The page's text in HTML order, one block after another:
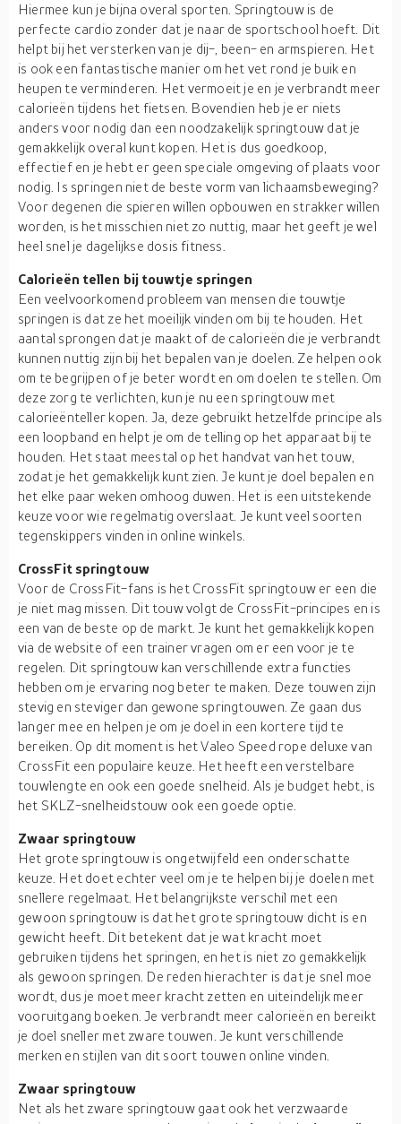
Hiermee kun je bijna overal sporten. Springtouw is de
perfecte cardio zonder dat je naar de sportschool hoeft. Dit
helpt bij het versterken van je dij-, been- en armspieren. Het
is ook een fantastische manier om het vet rond je buik en
heupen te verminderen. Het vermoeit je en je verbrandt meer
calorieën tijdens het fietsen. Bovendien heb je er niets
anders voor nodig dan een noodzakelijk springtouw dat je
gemakkelijk overal kunt kopen. Het is dus goedkoop,
effectief en je hebt er geen speciale omgeving of plaats voor
nodig. Is springen niet de beste vorm van lichaamsbeweging?
Voor degenen die spieren willen opbouwen en strakker willen
worden, is het misschien niet zo nuttig, maar het geeft je wel
heel snel je dagelijkse dosis fitness.
Calorieën tellen bij touwtje springen
Een veelvoorkomend probleem van mensen die touwtje
springen is dat ze het moeilijk vinden om bij te houden. Het
aantal sprongen dat je maakt of de calorieën die je verbrandt
kunnen nuttig zijn bij het bepalen van je doelen. Ze helpen ook
om te begrijpen of je beter wordt en om doelen te stellen. Om
deze zorg te verlichten, kun je nu een springtouw met
calorieënteller kopen. Ja, deze gebruikt hetzelfde principe als
een loopband en helpt je om de telling op het apparaat bij te
houden. Het staat meestal op het handvat van het touw,
zodat je het gemakkelijk kunt zien. Je kunt je doel bepalen en
het elke paar weken omhoog duwen. Het is een uitstekende
keuze voor wie regelmatig overslaat. Je kunt veel soorten
tegenskippers vinden in online winkels.
CrossFit springtouw
Voor de CrossFit-fans is het CrossFit springtouw er een die
je niet mag missen. Dit touw volgt de CrossFit-principes en is
een van de beste op de markt. Je kunt het gemakkelijk kopen
via de website of een trainer vragen om er een voor je te
regelen. Dit springtouw kan verschillende extra functies
hebben om je ervaring nog beter te maken. Deze touwen zijn
stevig en steviger dan gewone springtouwen. Ze gaan dus
langer mee en helpen je om je doel in een kortere tijd te
bereiken. Op dit moment is het Valeo Speed rope deluxe van
CrossFit een populaire keuze. Het heeft een verstelbare
touwlengte en ook een goede snelheid. Als je budget hebt, is
het SKLZ-snelheidstouw ook een goede optie.
Zwaar springtouw
Het grote springtouw is ongetwijfeld een onderschatte
keuze. Het doet echter veel om je te helpen bij je doelen met
snellere regelmaat. Het belangrijkste verschil met een
gewoon springtouw is dat het grote springtouw dicht is en
gewicht heeft. Dit betekent dat je wat kracht moet
gebruiken tijdens het springen, en het is niet zo gemakkelijk
als gewoon springen. De reden hierachter is dat je snel moe
wordt, dus je moet meer kracht zetten en uiteindelijk meer
vooruitgang boeken. Je verbrandt meer calorieën en bereikt
je doel sneller met zware touwen. Je kunt verschillende
merken en stijlen van dit soort touwen online vinden.
Zwaar springtouw
Net als het zware springtouw gaat ook het verzwaarde